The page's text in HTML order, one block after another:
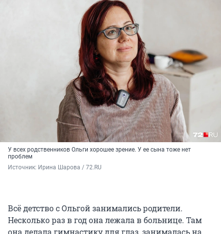
У всех родственников Ольги хорошее зрение. У ее сына тоже нет
проблем
Источник: Ирина Шарова / 72.RU
Всё детство с Ольгой занимались родители.
Несколько раз в год она лежала в больнице. Там